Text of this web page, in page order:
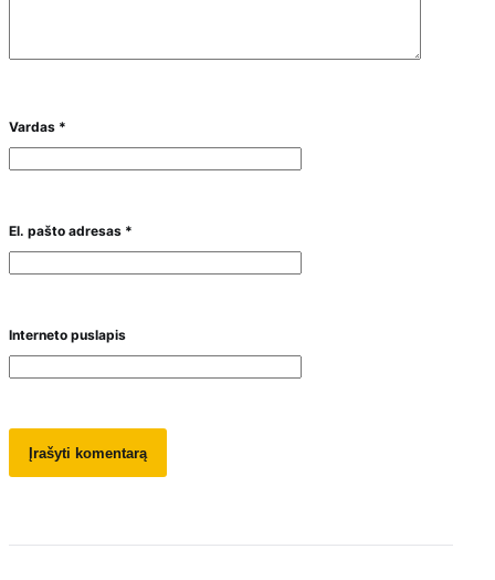
Vardas *
El. pašto adresas *
Interneto puslapis